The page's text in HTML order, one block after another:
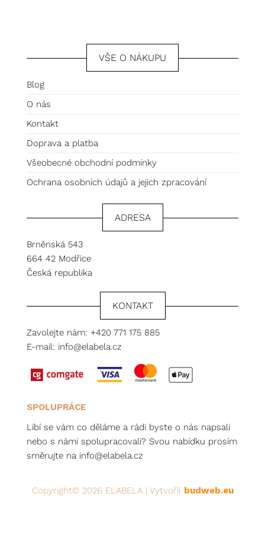
VŠE O NÁKUPU
Blog
O nás
Kontakt
Doprava a platba
Všeobecné obchodní podmínky
Ochrana osobních údajů a jejich zpracování
ADRESA
Brněnská 543
664 42 Modřice
Česká republika
KONTAKT
Zavolejte nám: +420 771 175 885
E-mail: info@elabela.cz
SPOLUPRÁCE
Líbí se vám co děláme a rádi byste o nás napsali
nebo s námi spolupracovali? Svou nabídku prosím
směrujte na info@elabela.cz
Copyright© 2026 ELABELA | Vytvořil budweb.eu